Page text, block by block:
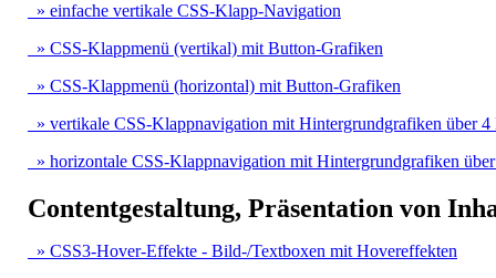
» einfache vertikale CSS-Klapp-Navigation
» CSS-Klappmenü (vertikal) mit Button-Grafiken
» CSS-Klappmenü (horizontal) mit Button-Grafiken
» vertikale CSS-Klappnavigation mit Hintergrundgrafiken über 4
» horizontale CSS-Klappnavigation mit Hintergrundgrafiken
Contentgestaltung, Präsentation von
» CSS3-Hover-Effekte - Bild-/Textboxen mit Hovereffekten